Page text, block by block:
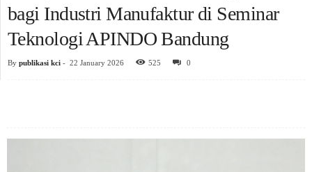
bagi Industri Manufaktur di Seminar
Teknologi APINDO Bandung
By publikasi kci - 22 January 2026 525 0